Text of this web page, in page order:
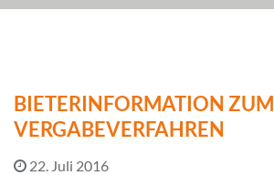
BIETERINFORMATION ZUM
VERGABEVERFAHREN
22. Juli 2016